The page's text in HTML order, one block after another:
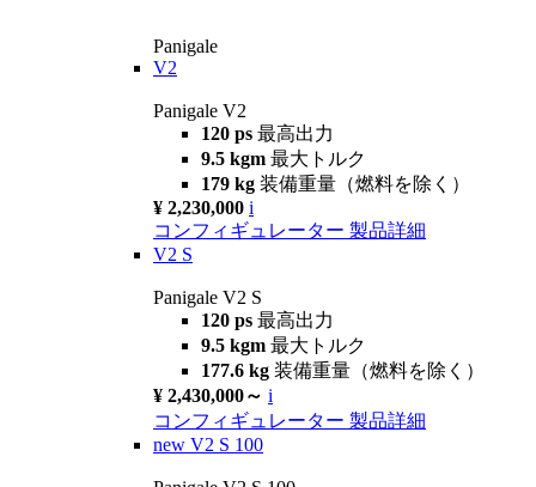
Panigale
V2
Panigale V2
120 ps 最高出力
9.5 kgm 最大トルク
179 kg 装備重量（燃料を除く）
¥ 2,230,000 i
コンフィギュレーター 製品詳細
V2 S
Panigale V2 S
120 ps 最高出力
9.5 kgm 最大トルク
177.6 kg 装備重量（燃料を除く）
¥ 2,430,000～ i
コンフィギュレーター 製品詳細
new V2 S 100